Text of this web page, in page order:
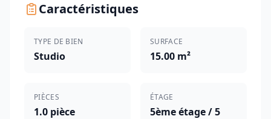
Caractéristiques
TYPE DE BIEN
Studio
SURFACE
15.00 m²
PIÈCES
1.0 pièce
ÉTAGE
5ème étage / 5